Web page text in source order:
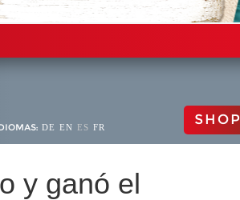
DE EN ES FR SHOP
y ganó el